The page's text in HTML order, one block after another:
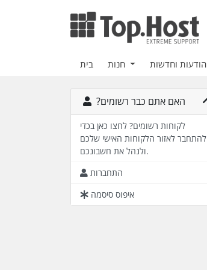
בית הודעות וחדשות
?האם אתם כבר רשומים
לקוחות רשומים? לחצו כאן בכדי
להתחבר לאזור הלקוחות האישי שלכם
ולנהל את חשבונכם.
התחברות
איפוס סיסמה